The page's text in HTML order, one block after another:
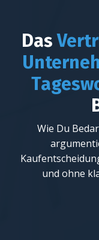
Das
Wie Du
und ohne